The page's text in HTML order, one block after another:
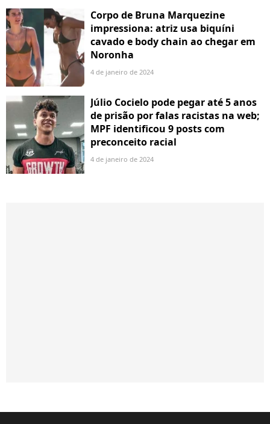
Corpo de Bruna Marquezine
impressiona: atriz usa biquíni
cavado e body chain ao chegar em
Noronha
4 de janeiro de 2024
Júlio Cocielo pode pegar até 5 anos
de prisão por falas racistas na web;
MPF identificou 9 posts com
preconceito racial
4 de janeiro de 2024